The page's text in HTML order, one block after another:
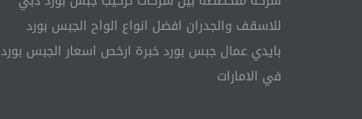
للاسقف والجدران افضل انواع الواح الجبس بورد
بايدي عمال جبس بورد خبرة ارخص اسعار الجبس بورد
في الامارات